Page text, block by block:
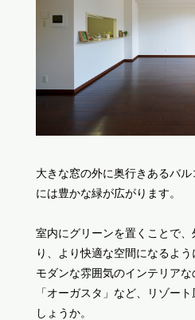
大きな窓の外に奥行きあるバ
には豊かな緑が広がります。
室内にグリーンを置くことで
り、より快適な空間になるよう
モダンな雰囲気のインテリア
「オーガスタ」など、リゾー
しょうか。